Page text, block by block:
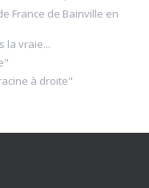
France de Bainville en
la vraie...
à droite"